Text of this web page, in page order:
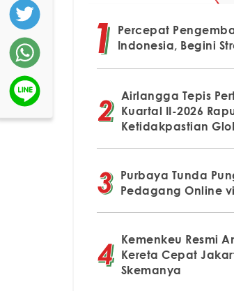
Percepat
Indonesia, Begini
Airlangga Tepis
Kuartal II-2026
Ketidakpastian
Purbaya Tunda
Pedagang Online
Kemenkeu Resmi
Kereta Cepat
Skemanya